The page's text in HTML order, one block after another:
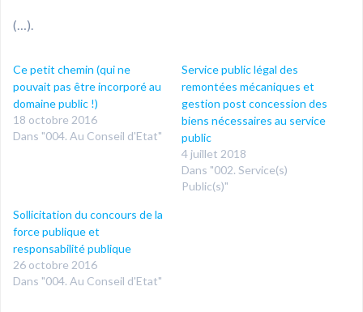
(…).
Ce petit chemin (qui ne
pouvait pas être incorporé au
domaine public !)
18 octobre 2016
Dans "004. Au Conseil d'Etat"
Service public légal des
remontées mécaniques et
gestion post concession des
biens nécessaires au service
public
4 juillet 2018
Dans "002. Service(s)
Public(s)"
Sollicitation du concours de la
force publique et
responsabilité publique
26 octobre 2016
Dans "004. Au Conseil d'Etat"